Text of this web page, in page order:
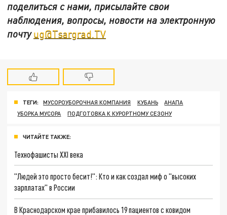
поделиться с нами, присылайте свои
наблюдения, вопросы, новости на электронную
почтуug@Tsargrad.TV
ТЕГИ: МУСОРОУБОРОЧНАЯ КОМПАНИЯ КУБАНЬ
АНАПА
УБОРКА МУСОРА
ПОДГОТОВКА К КУРОРТНОМУ СЕЗОНУ
ЧИТАЙТЕ ТАКЖЕ:
Технофашисты XXI века
"Людей это просто бесит!": Кто и как создал миф о "высоких
зарплатах" в России
В Краснодарском крае прибавилось 19 пациентов с ковидом